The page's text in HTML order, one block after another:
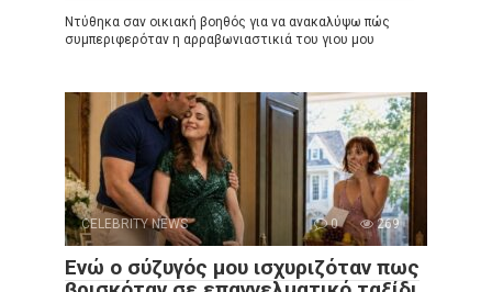
Ντύθηκα σαν οικιακή βοηθός για να ανακαλύψω πώς
συμπεριφερόταν η αρραβωνιαστικιά του γιου μου
CELEBRITY NEWS 0 269
Ενώ ο σύζυγός μου ισχυριζόταν πως